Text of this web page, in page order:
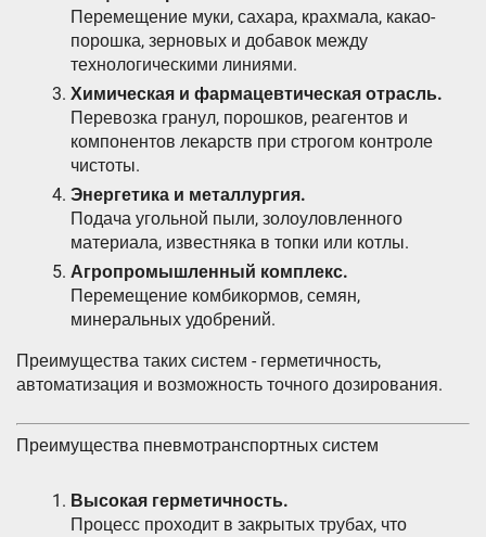
Перемещение муки, сахара, крахмала, какао-
порошка, зерновых и добавок между
технологическими линиями.
Химическая и фармацевтическая отрасль.
Перевозка гранул, порошков, реагентов и
компонентов лекарств при строгом контроле
чистоты.
Энергетика и металлургия.
Подача угольной пыли, золоуловленного
материала, известняка в топки или котлы.
Агропромышленный комплекс.
Перемещение комбикормов, семян,
минеральных удобрений.
Преимущества таких систем - герметичность,
автоматизация и возможность точного дозирования.
Преимущества пневмотранспортных систем
Высокая герметичность.
Процесс проходит в закрытых трубах, что